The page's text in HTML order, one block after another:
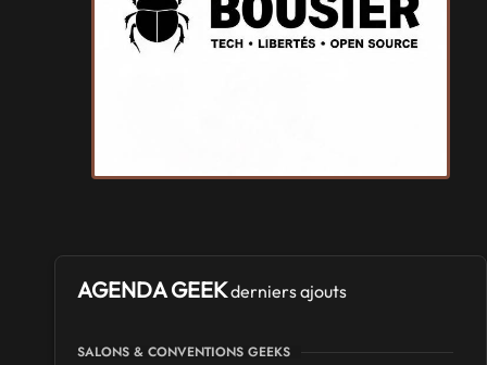
AGENDA GEEKderniers ajouts
SALONS & CONVENTIONS GEEKS